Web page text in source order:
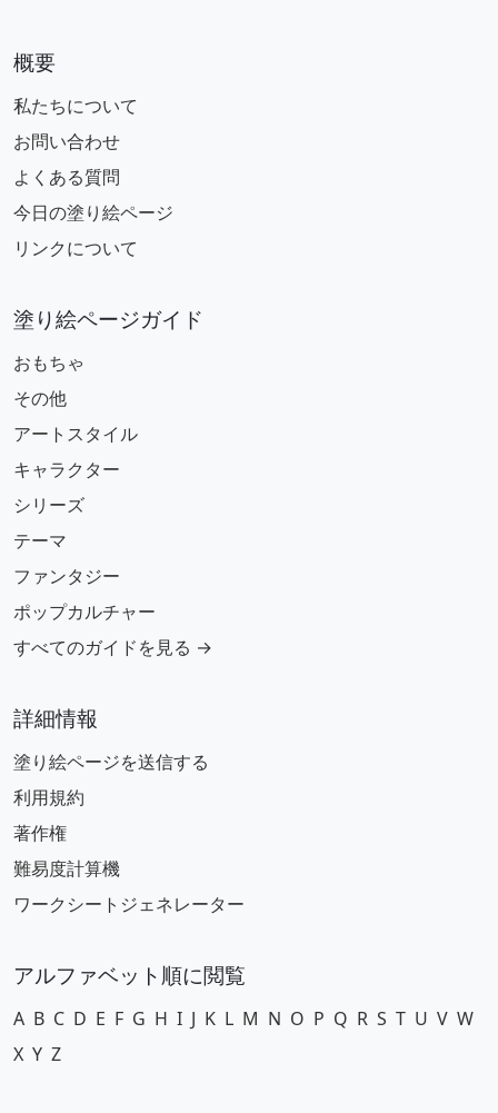
概要
私たちについて
お問い合わせ
よくある質問
今日の塗り絵ページ
リンクについて
塗り絵ページガイド
おもちゃ
その他
アートスタイル
キャラクター
シリーズ
テーマ
ファンタジー
ポップカルチャー
すべてのガイドを見る →
詳細情報
塗り絵ページを送信する
利用規約
著作権
難易度計算機
ワークシートジェネレーター
アルファベット順に閲覧
A B C D E F G H I J K L M N O P Q R S T U V W
X Y Z